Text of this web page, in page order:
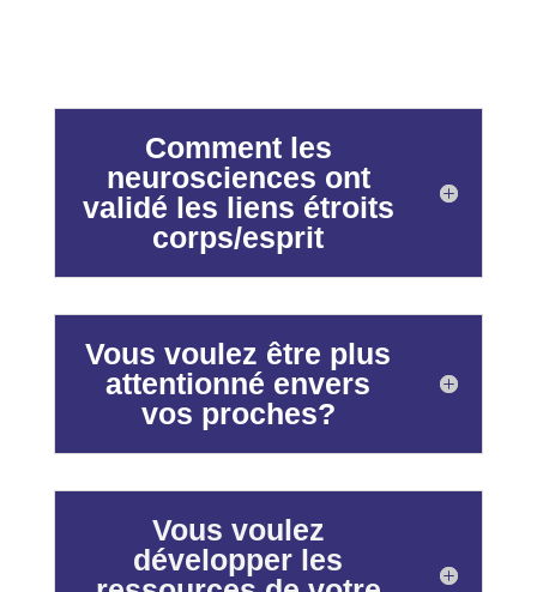
Comment les
neurosciences ont
validé les liens étroits
corps/esprit
Vous voulez être plus
attentionné envers
vos proches?
Vous voulez
développer les